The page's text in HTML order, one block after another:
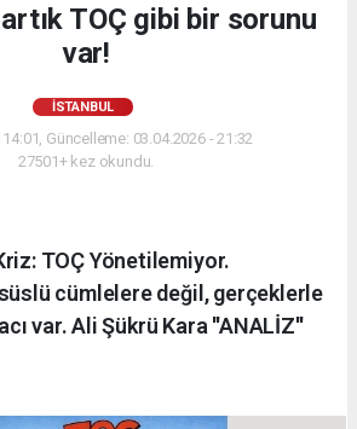
TOÇ gibi bir sorunu
var!
İSTANBUL
Güncelleme: 03.04.2026 - 21:32
27501+ kez okundu.
TOÇ Yönetilemiyor.
cümlelere değil, gerçeklerle
var. Ali Şükrü Kara ''ANALİZ''